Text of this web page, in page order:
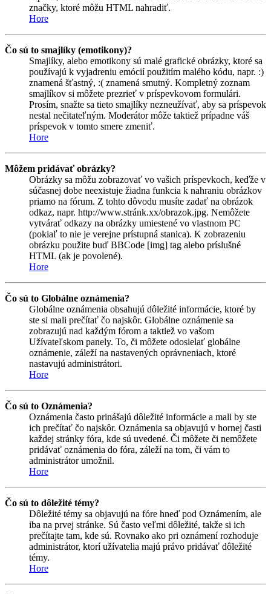
značky, ktoré môžu HTML nahradiť.
Hore
Čo sú to smajlíky (emotikony)?
Smajlíky, alebo emotikony sú malé grafické obrázky, ktoré sa
používajú k vyjadreniu emócií použitím malého kódu, napr. :)
znamená šťastný, :( znamená smutný. Kompletný zoznam
smajlíkov si môžete prezrieť v príspevkovom formulári.
Prosím, snažte sa tieto smajlíky nezneužívať, aby sa príspevok
nestal nečitateľným. Moderátor môže taktiež prípadne váš
príspevok v tomto smere zmeniť.
Hore
Môžem pridávať obrázky?
Obrázky sa môžu zobrazovať vo vašich príspevkoch, keďže v
súčasnej dobe neexistuje žiadna funkcia k nahraniu obrázkov
priamo na fórum. Z tohto dôvodu musíte zadať na obrázok
odkaz, napr. http://www.stránk.xx/obrazok.jpg. Nemôžete
vytvárať odkazy na obrázky umiestené vo vlastnom PC
(pokiaľ to nie je verejne prístupná stanica). K zobrazeniu
obrázku použite buď BBCode [img] tag alebo príslušné
HTML (ak je povolené).
Hore
Čo sú to Globálne oznámenia?
Globálne oznámenia obsahujú dôležité informácie, ktoré by
ste si mali prečítať čo najskôr. Globálne oznámenie sa
zobrazujú nad každým fórom a taktiež vo vašom
Užívateľskom panely. To, či môžete odosielať globálne
oznámenie, záleží na nastavených oprávneniach, ktoré
nastavujú administrátori.
Hore
Čo sú to Oznámenia?
Oznámenia často prinášajú dôležité informácie a mali by ste
ich prečítať čo najskôr. Oznámenia sa objavujú v hornej časti
každej stránky fóra, kde sú uvedené. Či môžete či nemôžete
pridávať oznámenia do fóra, záleží na tom, či vám to
administrátor umožnil.
Hore
Čo sú to dôležité témy?
Dôležité témy sa objavujú na fóre hneď pod Oznámením, ale
iba na prvej stránke. Sú často veľmi dôležité, takže si ich
prečítajte tam, kde sú. Rovnako ako pri oznámení rozhoduje
administrátor, ktorí užívatelia majú právo pridávať dôležité
témy.
Hore